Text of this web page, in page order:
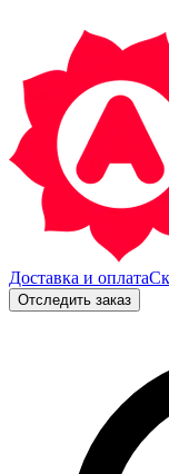
Доставка и оплата
Отследить заказ